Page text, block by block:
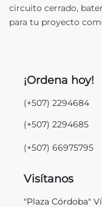
circuito cerrado,
para tu proyecto
¡Ordena hoy!
(+507) 2294684
(+507) 2294685
(+507) 66975795
Visítanos
"Plaza Córdoba"